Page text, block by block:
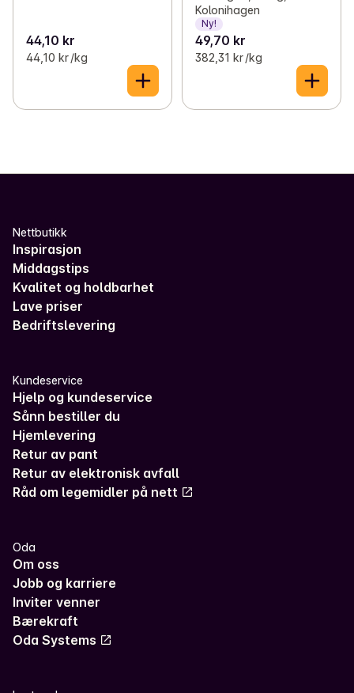
44,10 kr
44,10 kr /kg
Kolonihagen
Ny!
49,70 kr
382,31 kr /kg
Nettbutikk
Inspirasjon
Middagstips
Kvalitet og holdbarhet
Lave priser
Bedriftslevering
Kundeservice
Hjelp og kundeservice
Sånn bestiller du
Hjemlevering
Retur av pant
Retur av elektronisk avfall
Råd om legemidler på nett
Oda
Om oss
Jobb og karriere
Inviter venner
Bærekraft
Oda Systems